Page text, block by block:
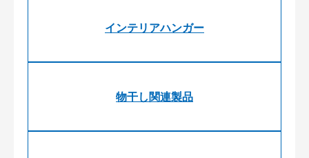
インテリアハンガー
物干し関連製品